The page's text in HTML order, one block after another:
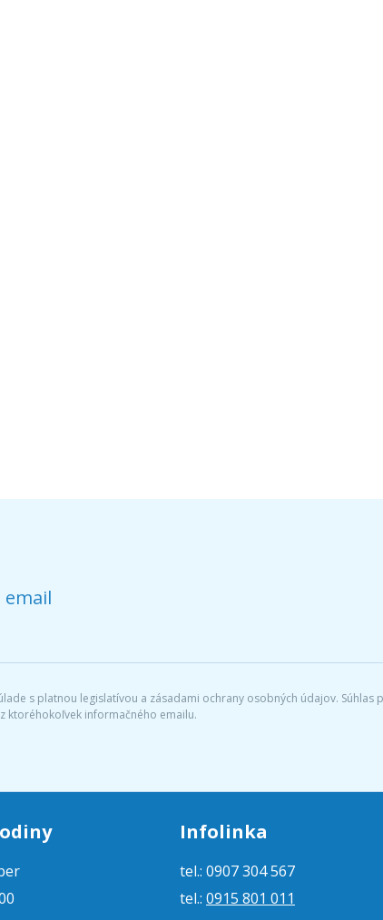
email
s platnou legislatívou a zásadami ochrany osobných údajov.
ktoréhokoľvek informačného emailu.
Infolinka
tel.: 0907 304 567
tel.: 0915 801 011